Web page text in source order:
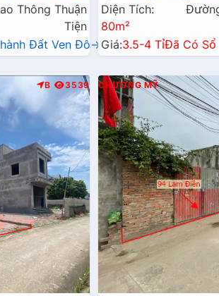
Thông Thuận
Tiện
Đất Ven Đô→
Diện Tích:
80m²
Giá:3.5-4 TỉĐã Có Sổ
B 3539 CHƯƠNG MỸ